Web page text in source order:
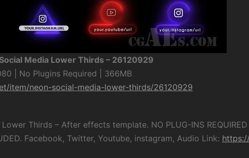
Media Lower Thirds – 26120929
| No Plugins Required | 366MB
item/neon-social-media-lower-thirds/26120929
Thirds – After effects template. NO PLUG-INS
Facebook, Twitter, Youtube, instagram, Audio Link: